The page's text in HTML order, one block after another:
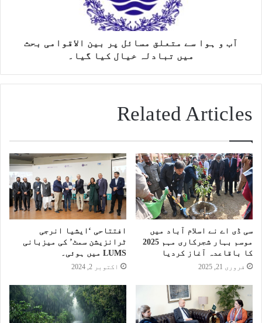
آب و ہوا سے متعلق مسائل پر بین الاقوامی بحث
میں تبادلہ خیال کیا گیا۔
Related Articles
سی ڈی اے نے اسلام آباد میں
موسم بہار شجرکاری مہم 2025
کا باقاعدہ آغاز کردیا
فروری 21, 2025
افتتاحی ‘ایشیا انرجی
ٹرانزیشن سمٹ’ کی میزبانی
LUMS میں ہوئی۔
اکتوبر 2, 2024